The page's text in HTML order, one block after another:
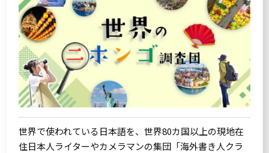
世界で使われている日本語を、世界80カ国以上の現地在
住日本人ライターやカメラマンの集団「海外書き人クラ